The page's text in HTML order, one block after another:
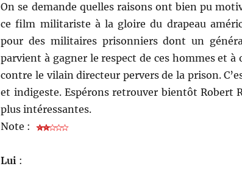
On se demande quelles raisons ont bien pu
ce film militariste à la gloire du drapeau
pour des militaires prisonniers dont un
parvient à gagner le respect de ces hommes et
contre le vilain directeur pervers de la prison.
et indigeste. Espérons retrouver bientôt Robert
plus intéressantes.
Note :
Lui :